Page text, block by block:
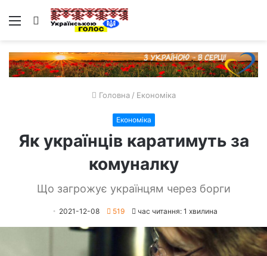
Меню Пошук
Головна / Економіка
Економіка
Як українців каратимуть за
комуналку
Що загрожує українцям через борги
2021-12-08 519 час читання: 1 хвилина